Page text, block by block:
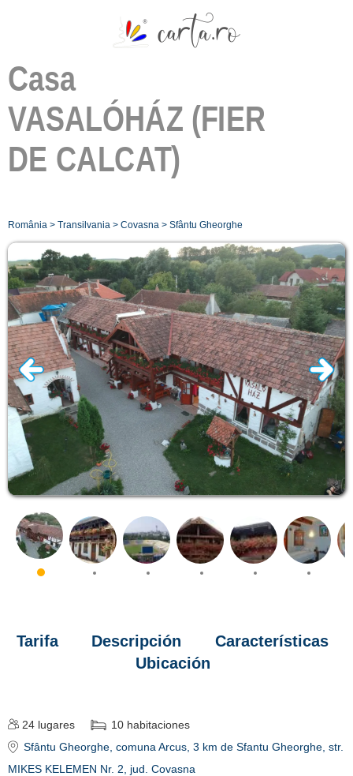
Casa
VASALÓHÁZ (FIER
DE CALCAT)
România > Transilvania > Covasna > Sfântu Gheorghe
Tarifa Descripción
Características
Ubicación
24 lugares 10 habitaciones
Sfântu Gheorghe, comuna Arcus, 3 km de Sfantu Gheorghe, str.
MIKES KELEMEN Nr. 2, jud. Covasna